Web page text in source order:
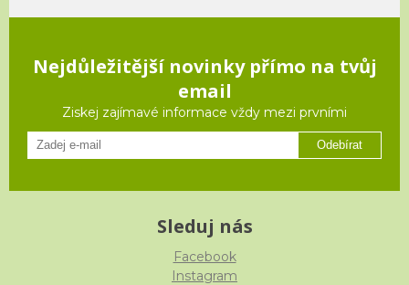
Nejdůležitější novinky přímo na tvůj
email
Ziskej zajímavé informace vždy mezi prvními
Odebírat
Sleduj nás
Facebook
Instagram